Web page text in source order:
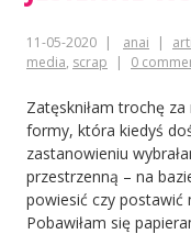
11-05-2020 anai
media, scrap 0
Zatęskniłam trochę
formy, która kiedyś
zastanowieniu
przestrzenną – na
powiesić czy postawić
Pobawiłam się